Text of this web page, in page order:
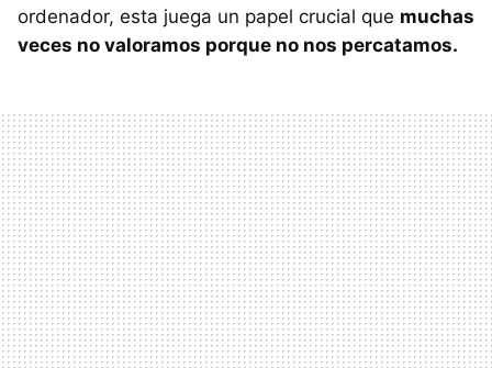
ordenador, esta juega un papel crucial que muchas
veces no valoramos porque no nos percatamos.